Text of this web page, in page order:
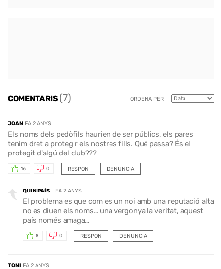
COMENTARIS(7) ORDENA PER
JOAN FA 2 ANYS
Els noms dels pedòfils haurien de ser públics, els pares
tenim dret a protegir els nostres fills. Qué passa? És el
protegit d'algú del club???
RESPON
16 0 DENUNCIA
QUIN PAÍS… FA 2 ANYS
El problema es que com es un noi amb una reputació alta
no es diuen els noms… una vergonya la veritat, aquest
país només amaga…
RESPON
8 0 DENUNCIA
TONI FA 2 ANYS